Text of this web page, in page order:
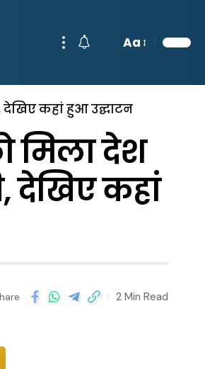
Aa
देखिए कहां हुआ उद्घाटन
मिला देश
देखिए कहां
2 Min Read